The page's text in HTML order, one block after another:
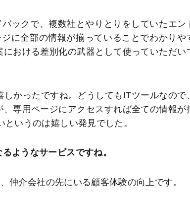
ックで、複数社とやりとりをしていたエン
に全部の情報が揃っていることでわかりや
おける差別化の武器として使っていただい
かったですね。どうしてもITツールなので、
専用ページにアクセスすれば全ての情報が
いうのは嬉しい発見でした。
ようなサービスですね。
仲介会社の先にいる顧客体験の向上です。